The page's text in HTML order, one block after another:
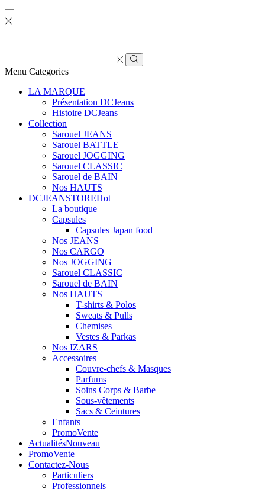
Zone
de
Rechercher
Menu Categories
LA MARQUE
Présentation DCJeans
Histoire DCJeans
Collection
Sarouel JEANS
Sarouel BATTLE
Sarouel JOGGING
Sarouel CLASSIC
Sarouel de BAIN
Nos HAUTS
DCJEANSTOREHot
La boutique
Capsules
Capsules Japan food
Nos JEANS
Nos CARGO
Nos JOGGING
Sarouel CLASSIC
Sarouel de BAIN
Nos HAUTS
T-shirts & Polos
Sweats & Pulls
Chemises
Vestes & Parkas
Nos IZARS
Accessoires
Couvre-chefs & Masques
Parfums
Soins Corps & Barbe
Sous-vêtements
Sacs & Ceintures
Enfants
PromoVente
ActualitésNouveau
PromoVente
Contactez-Nous
Particuliers
Professionnels